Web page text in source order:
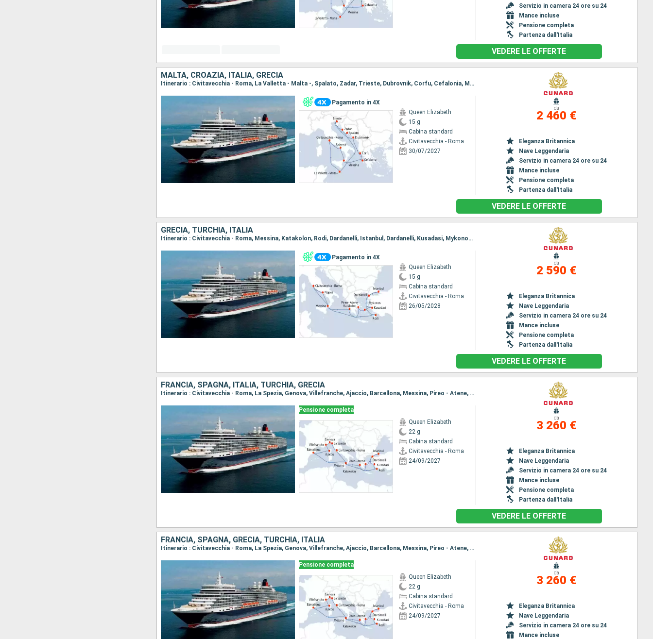
Servizio in camera 24 ore su 24
Mance incluse
Pensione completa
Partenza dall'Italia
VEDERE LE OFFERTE
MALTA, CROAZIA, ITALIA, GRECIA
Itinerario : Civitavecchia - Roma, La Valletta - Malta -, Spalato, Zadar, Trieste, Dubrovnik, Corfu, Cefalonia, Messina, Salerno, Civitavecchia - Roma
Pagamento in 4X
Queen Elizabeth
15 g
Cabina standard
Civitavecchia - Roma
30/07/2027
da
2 460 €
Eleganza Britannica
Nave Leggendaria
Servizio in camera 24 ore su 24
Mance incluse
Pensione completa
Partenza dall'Italia
VEDERE LE OFFERTE
GRECIA, TURCHIA, ITALIA
Itinerario : Civitavecchia - Roma, Messina, Katakolon, Rodi, Dardanelli, Istanbul, Dardanelli, Kusadasi, Mykonos, Pireo - Atene, Napoli, Civitavecchia - Roma
Pagamento in 4X
Queen Elizabeth
15 g
Cabina standard
Civitavecchia - Roma
26/05/2028
da
2 590 €
Eleganza Britannica
Nave Leggendaria
Servizio in camera 24 ore su 24
Mance incluse
Pensione completa
Partenza dall'Italia
VEDERE LE OFFERTE
FRANCIA, SPAGNA, ITALIA, TURCHIA, GRECIA
Itinerario : Civitavecchia - Roma, La Spezia, Genova, Villefranche, Ajaccio, Barcellona, Messina, Pireo - Atene, Dardanelli, Istanbul, Dardanelli, Kusadasi, Rodi, Katakolon, Messina, Civitavecchia - Roma
Pensione completa
Queen Elizabeth
22 g
Cabina standard
Civitavecchia - Roma
24/09/2027
da
3 260 €
Eleganza Britannica
Nave Leggendaria
Servizio in camera 24 ore su 24
Mance incluse
Pensione completa
Partenza dall'Italia
VEDERE LE OFFERTE
FRANCIA, SPAGNA, GRECIA, TURCHIA, ITALIA
Itinerario : Civitavecchia - Roma, La Spezia, Genova, Villefranche, Ajaccio, Barcellona, Messina, Pireo - Atene, Dardanelli, Istanbul, Dardanelli, Kusadasi, Rodi, Katakolon, Messina, Civitavecchia - Roma
Pensione completa
Queen Elizabeth
22 g
Cabina standard
Civitavecchia - Roma
24/09/2027
da
3 260 €
Eleganza Britannica
Nave Leggendaria
Servizio in camera 24 ore su 24
Mance incluse